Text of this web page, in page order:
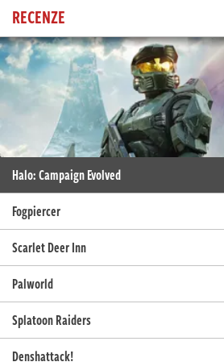
RECENZE
Halo: Campaign Evolved
Fogpiercer
Scarlet Deer Inn
Palworld
Splatoon Raiders
Denshattack!